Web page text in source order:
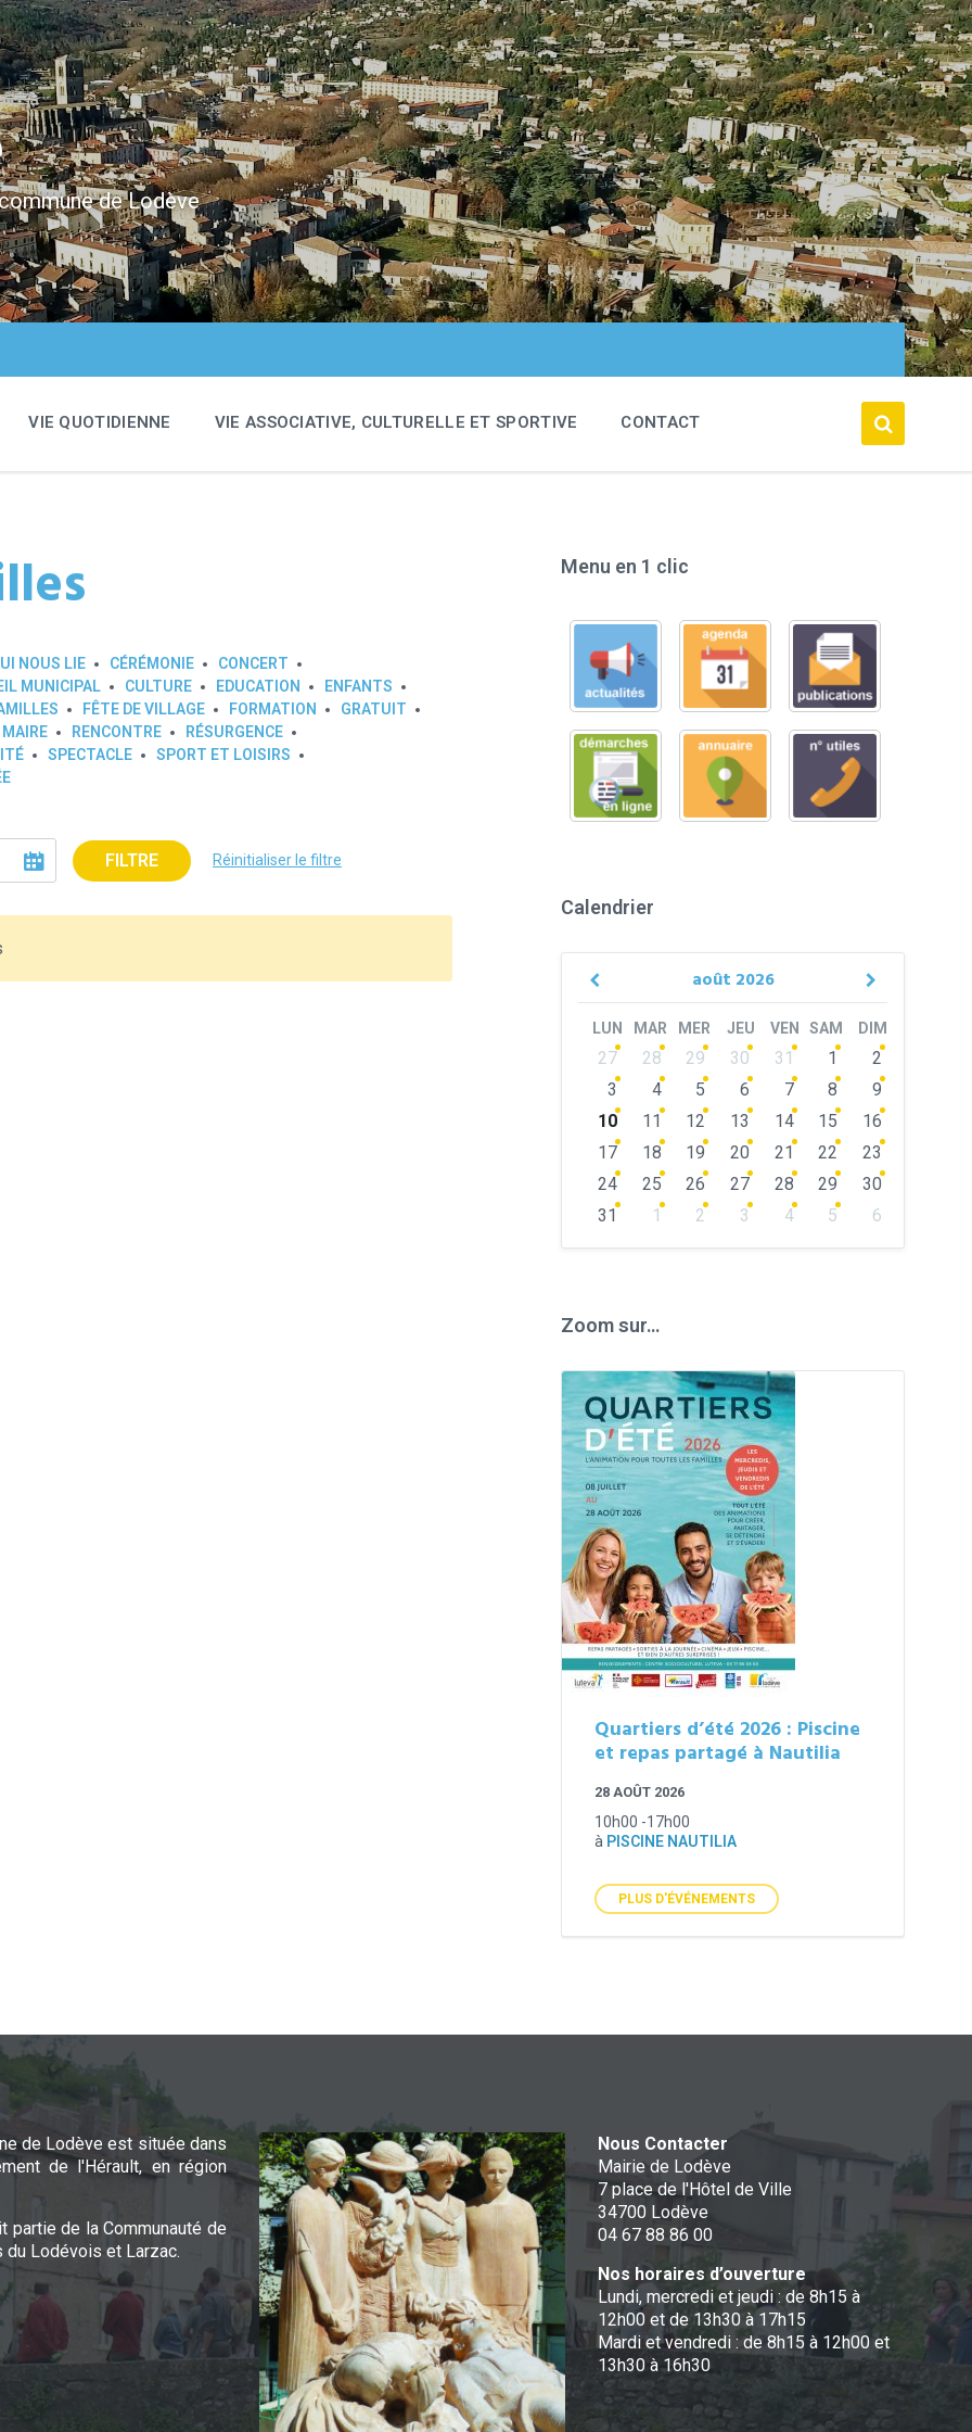
de Lodève
VIE QUOTIDIENNE VIE ASSOCIATIVE, CULTURELLE ET SPORTIVE CONTACT
NOUS LIE CÉRÉMONIE
CONCERT
MUNICIPAL CULTURE EDUCATION
ENFANTS
FÊTE DE VILLAGE FORMATION
GRATUIT
MAIRE RENCONTRE
RÉSURGENCE
SPECTACLE
SPORT ET LOISIRS
FILTRE Réinitialiser le filtre
Menu en 1 clic
Calendrier
août 2026
Previous
Next
LUN MAR MER JEU VEN SAM DIM
Skip
calendar
days
27 28 29 30 31 1
2
3
4 5 6 7 8
9
10
11 12 13 14 15
16
17
18 19 20 21 22
23
24
25 26 27 28 29
30
31
1 2 3 4 5
6
Zoom sur…
Quartiers d’été 2026 : Piscine
et repas partagé à Nautilia
28 AOÛT 2026
10h00 -17h00
à PISCINE NAUTILIA
PLUS D'ÉVÉNEMENTS
de Lodève est située dans
de l'Hérault, en région
partie de la Communauté de
du Lodévois et Larzac.
Nous Contacter
Mairie de Lodève
7 place de l'Hôtel de Ville
34700 Lodève
04 67 88 86 00
Nos horaires d’ouverture
Lundi, mercredi et jeudi : de 8h15 à
12h00 et de 13h30 à 17h15
Mardi et vendredi : de 8h15 à 12h00 et
13h30 à 16h30